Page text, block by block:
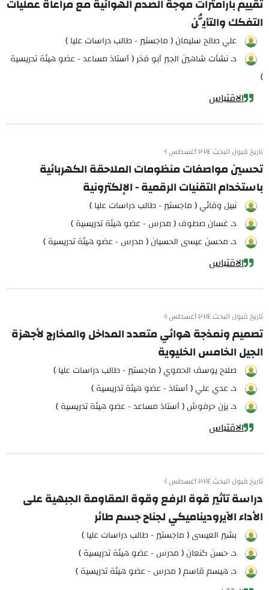
تقييم بارامترات موجة الصدم الهوائية مع مراعاة عمليات
التفكك والتأيُّن
علي صالح سليمان ( ماجستير - طالب دراسات عليا )
د. نشأت شاهين الجبر أبو فخر ( أستاذ مساعد - عضو هيئة تدريسية
)
الاقتباس
تاريخ قبول البحث ٢٠٢٤ أغسطس ٠١
تحسين مواصفات منظومات الملاحقة الكهربائية
باستخدام التقنيات الرقمية - الإلكترونية
نبيل وفائي ( ماجستير - طالب دراسات عليا )
د. غسان صطوف ( مدرس - عضو هيئة تدريسية )
د. محسن عيسى الحسيان ( مدرس - عضو هيئة تدريسية )
الاقتباس
تاريخ قبول البحث ٢٠٢٤ أغسطس ٠١
تصميم ونمذجة هوائي متعدد المداخل والمخارج لأجهزة
الجيل الخامس الخليوية
صلاح يوسف الحموي ( ماجستير - طالب دراسات عليا )
د. عدي علي ( أستاذ - عضو هيئة تدريسية )
د. يزن حرفوش ( أستاذ مساعد - عضو هيئة تدريسية )
الاقتباس
تاريخ قبول البحث ٢٠٢٤ أغسطس ٠١
دراسة تأثير قوة الرفع وقوة المقاومة الجبهية على
الأداء الآيروديناميكي لجناح جسم طائر
بشير العيسى ( ماجستير - طالب دراسات عليا )
د. حسن كنعان ( مدرس - عضو هيئة تدريسية )
د. هيسم قاسم ( مدرس - عضو هيئة تدريسية )